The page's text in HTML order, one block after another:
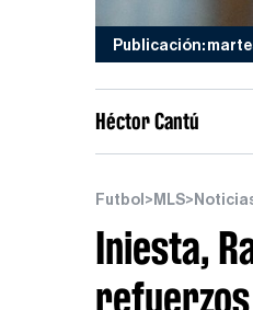
Publicación:
Héctor Cantú
Futbol > MLS>
Iniesta,